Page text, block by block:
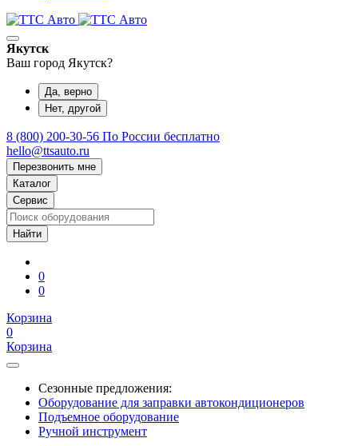
Якутск
Ваш город Якутск?
Да, верно
Нет, другой
8 (800) 200-30-56 По России бесплатно
hello@ttsauto.ru
Перезвонить мне
Каталог
Сервис
0
0
Корзина
0
Корзина
Сезонные предложения:
Оборудование для заправки автокондиционеров
Подъемное оборудование
Ручной инструмент